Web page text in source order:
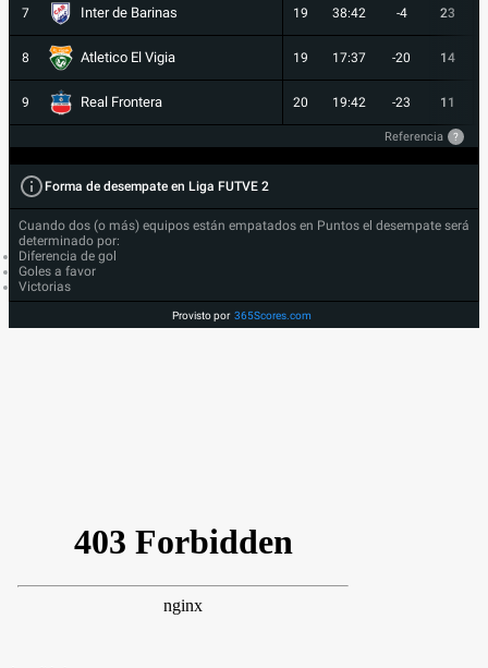
7 Inter de Barinas 19 38:42 -4 23
8 Atletico El Vigia 19 17:37 -20 14
9 Real Frontera 20 19:42 -23 11
Referencia ?
Forma de desempate en Liga FUTVE 2
Cuando dos (o más) equipos están empatados en Puntos el desempate será
determinado por:
Diferencia de gol
Goles a favor
Victorias
Provisto por 365Scores.com